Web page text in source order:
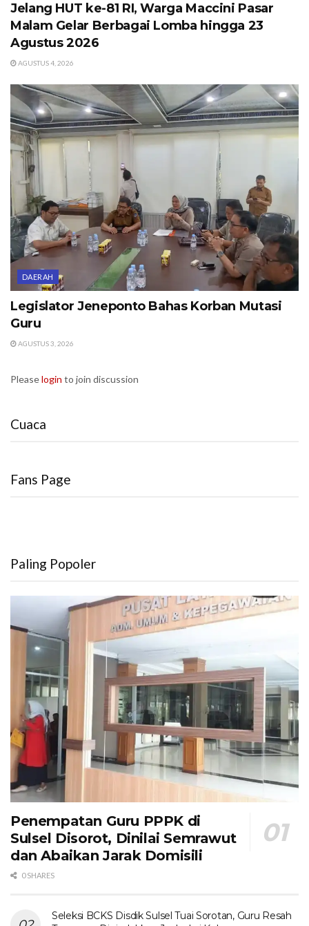
Jelang HUT ke-81 RI, Warga Maccini Pasar
Malam Gelar Berbagai Lomba hingga 23
Agustus 2026
AGUSTUS 4, 2026
DAERAH
Legislator Jeneponto Bahas Korban Mutasi
Guru
AGUSTUS 3, 2026
Pleaselogin to join discussion
Cuaca
Fans Page
Paling Popoler
Penempatan Guru PPPK di
Sulsel Disorot, Dinilai Semrawut
dan Abaikan Jarak Domisili
0 SHARES
Seleksi BCKS Disdik Sulsel Tuai Sorotan, Guru Resah